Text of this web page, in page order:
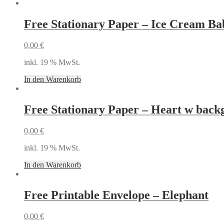
Free Stationary Paper – Ice Cream
0,00 €
inkl. 19 % MwSt.
In den Warenkorb
Free Stationary Paper – Heart w
0,00 €
inkl. 19 % MwSt.
In den Warenkorb
Free Printable Envelope – Elephant
0,00 €